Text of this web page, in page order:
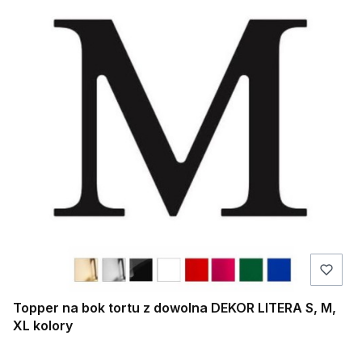
Topper na bok tortu z dowolna DEKOR LITERA S, M,
XL kolory